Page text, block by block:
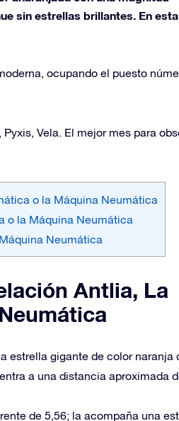
sin estrellas brillantes. En esta
ocupando el puesto
Vela. El mejor mes para
o la Máquina Neumática
o la Máquina Neumática
Neumática
Antlia, La
estrella gigante de color naranja
a una distancia aproximada
de 5,56; la acompaña una